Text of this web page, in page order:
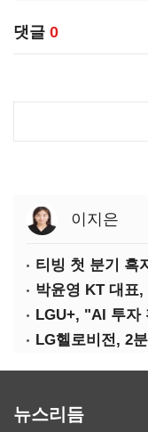
댓글 0
이지은
뉴스리듬